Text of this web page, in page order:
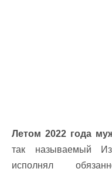
Летом 2022 года
так называемый
исполнял